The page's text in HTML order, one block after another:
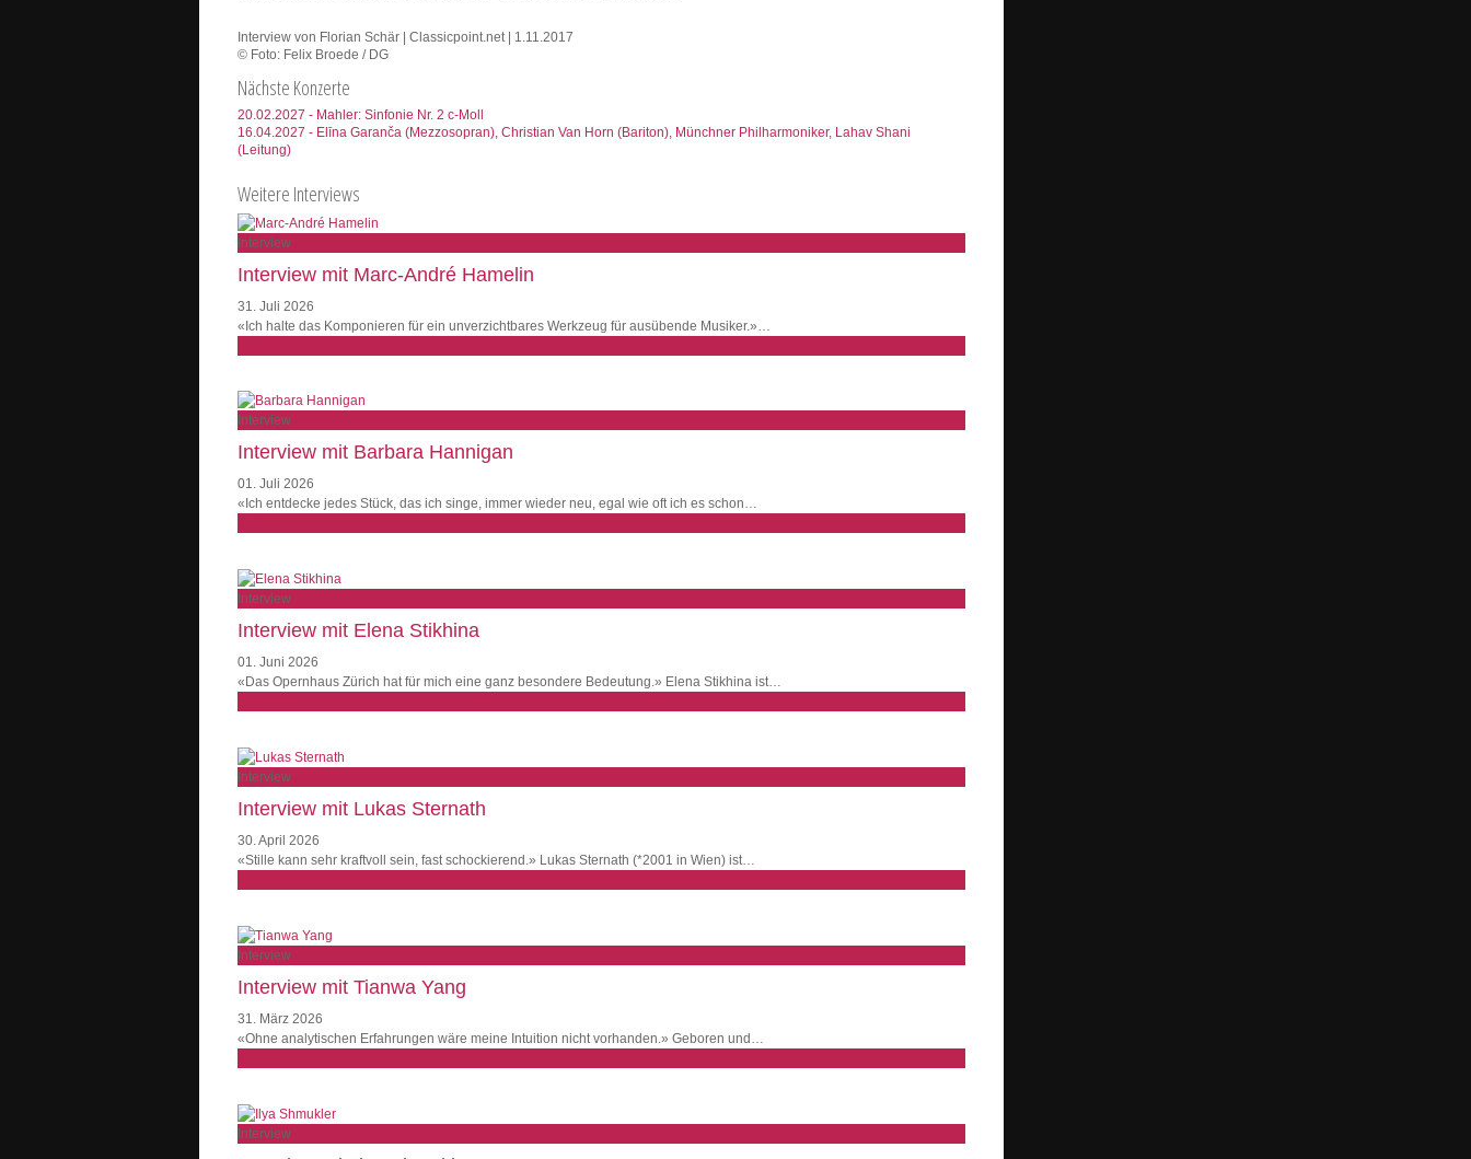
Interview von Florian Schär | Classicpoint.net | 1.11.2017
© Foto: Felix Broede / DG
Nächste Konzerte
20.02.2027 - Mahler: Sinfonie Nr. 2 c-Moll
16.04.2027 - Elīna Garanča (Mezzosopran), Christian Van Horn (Bariton), Münchner Philharmoniker, Lahav Shani
(Leitung)
Weitere Interviews
Interview
Interview mit Marc-André Hamelin
31. Juli 2026
«Ich halte das Komponieren für ein unverzichtbares Werkzeug für ausübende Musiker.»…
Interview
Interview mit Barbara Hannigan
01. Juli 2026
«Ich entdecke jedes Stück, das ich singe, immer wieder neu, egal wie oft ich es schon…
Interview
Interview mit Elena Stikhina
01. Juni 2026
«Das Opernhaus Zürich hat für mich eine ganz besondere Bedeutung.» Elena Stikhina ist…
Interview
Interview mit Lukas Sternath
30. April 2026
«Stille kann sehr kraftvoll sein, fast schockierend.» Lukas Sternath (*2001 in Wien) ist…
Interview
Interview mit Tianwa Yang
31. März 2026
«Ohne analytischen Erfahrungen wäre meine Intuition nicht vorhanden.» Geboren und…
Interview